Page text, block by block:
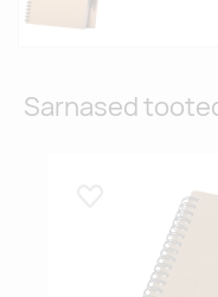
Sarnased
Lisa lemmikuks